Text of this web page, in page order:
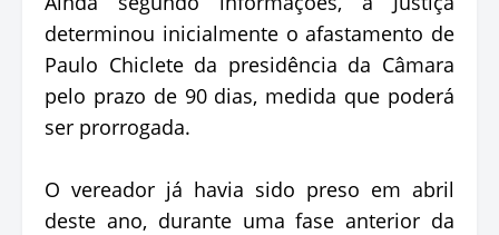
determinou inicialmente o afastamento de
Paulo Chiclete da presidência da Câmara
pelo prazo de 90 dias, medida que poderá
ser prorrogada.
O vereador já havia sido preso em abril
deste ano, durante uma fase anterior da